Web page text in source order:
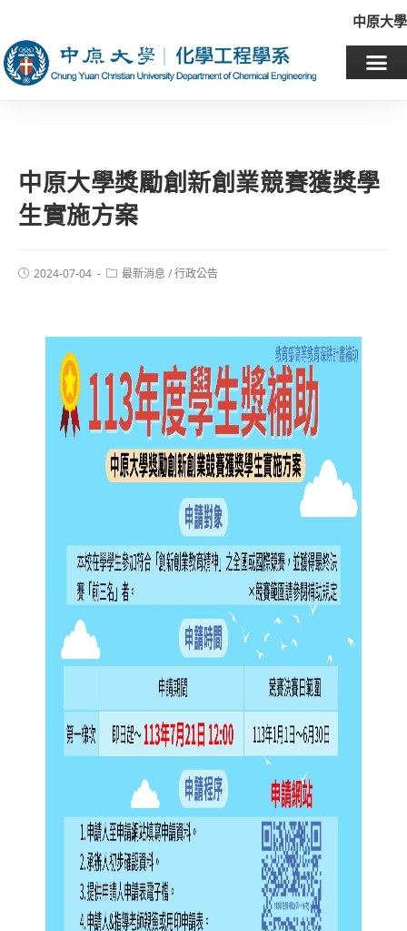
中原大學
中原大學獎勵創新創業競賽獲獎學
生實施方案
2024-07-04 最新消息 /行政公告